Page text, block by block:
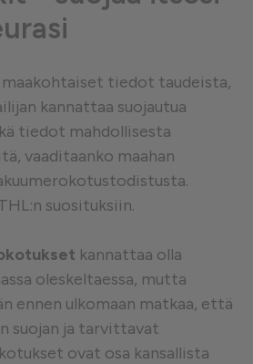
tiedot taudeista,
kannattaa suojautua
tiedot mahdollisesta
vaaditaanko maahan
suosituksiin.
kannattaa olla
oleskeltaessa, mutta
ennen ulkomaan matkaa, että
suojan ja tarvittavat
ovat osa kansallista